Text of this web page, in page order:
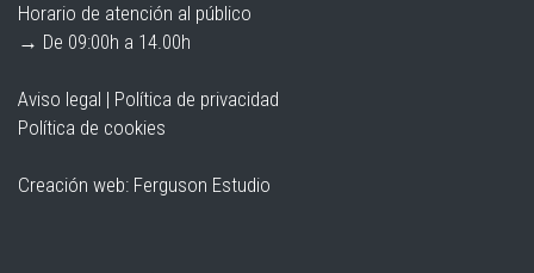
Horario de atención al público
→ De 09:00h a 14.00h
Aviso legal | Política de privacidad
Política de cookies
Creación web: Ferguson Estudio